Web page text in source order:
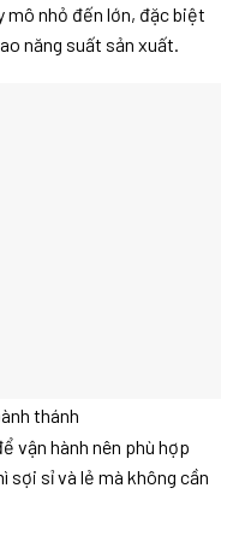
mô nhỏ đến lớn, đặc biệt
năng suất sản xuất.
thánh
vận hành nên phù hợp
sợi sỉ và lẻ mà không cần